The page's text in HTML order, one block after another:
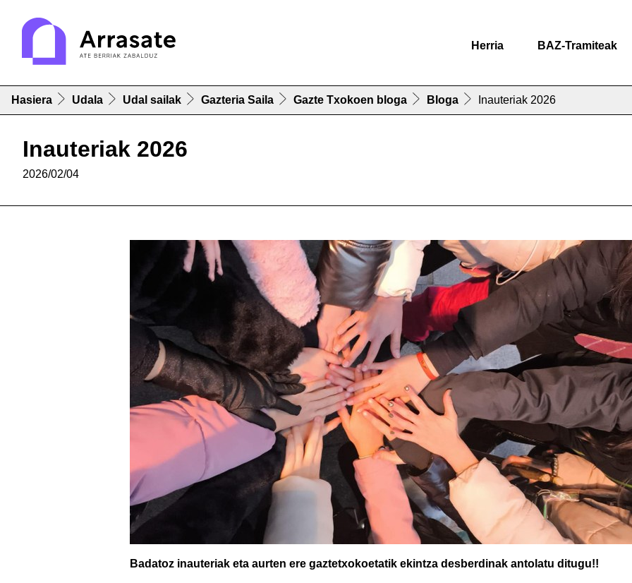
Herria BAZ-Tramiteak
Hasiera Udala Udal sailak Gazteria Saila Gazte Txokoen bloga Bloga Inauteriak 2026
Inauteriak 2026
2026/02/04
Badatoz inauteriak eta aurten ere gaztetxokoetatik ekintza desberdinak antolatu ditugu!!